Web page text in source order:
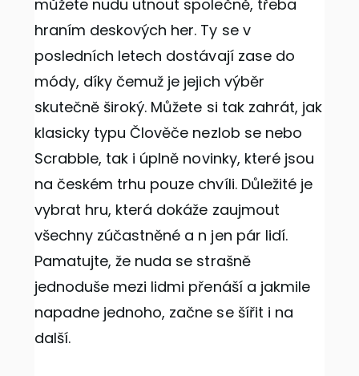
můžete nudu utnout společně, třeba
hraním deskových her. Ty se v
posledních letech dostávají zase do
módy, díky čemuž je jejich výběr
skutečně široký. Můžete si tak zahrát, jak
klasicky typu Člověče nezlob se nebo
Scrabble, tak i úplně novinky, které jsou
na českém trhu pouze chvíli. Důležité je
vybrat hru, která dokáže zaujmout
všechny zúčastněné a n jen pár lidí.
Pamatujte, že nuda se strašně
jednoduše mezi lidmi přenáší a jakmile
napadne jednoho, začne se šířit i na
další.